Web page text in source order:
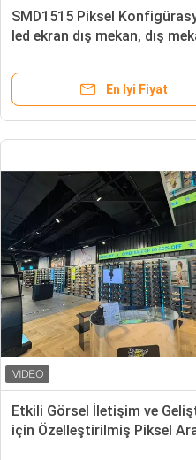
SMD1515 Piksel
led ekran dış mekan, dış
mükemmel olan 000 saatlik
kullanım ömrü sunar
En Iyi Fiyat
Etkili Görsel İletişim ve
için Özelleştirilmiş Piksel